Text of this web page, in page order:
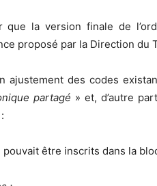
la version finale de
proposé par la Direction du
ajustement des codes
partagé » et, d’autre
être inscrits dans la